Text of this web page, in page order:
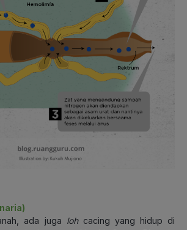
ada juga lohcacing yang hidup di